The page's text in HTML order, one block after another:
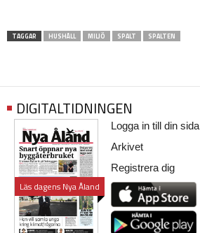
TAGGAR HUSHÅLL MILJÖ SPALT SPALTEN
DIGITALTIDNINGEN
Läs dagens Nya Åland
Logga in till din sida
Arkivet
Registrera dig